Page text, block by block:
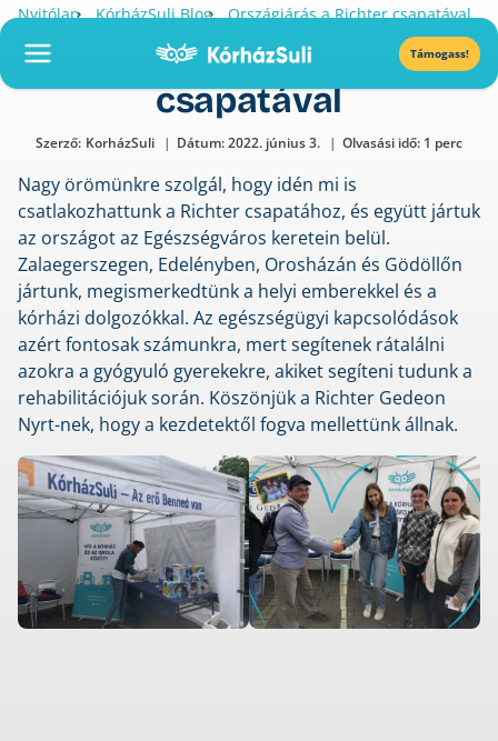
Skip
to
content
Támogass!
Nyitólap•KórházSuli Blog•Országjárás a Richter csapatával
Országjárás a Richter
csapatával
Szerző: KorházSuli Dátum: 2022. június 3. Olvasási idő: 1 perc
Nagy örömünkre szolgál, hogy idén mi is
csatlakozhattunk a Richter csapatához, és együtt jártuk
az országot az Egészségváros keretein belül.
Zalaegerszegen, Edelényben, Orosházán és Gödöllőn
jártunk, megismerkedtünk a helyi emberekkel és a
kórházi dolgozókkal. Az egészségügyi kapcsolódások
azért fontosak számunkra, mert segítenek rátalálni
azokra a gyógyuló gyerekekre, akiket segíteni tudunk a
rehabilitációjuk során. Köszönjük a Richter Gedeon
Nyrt-nek, hogy a kezdetektől fogva mellettünk állnak.